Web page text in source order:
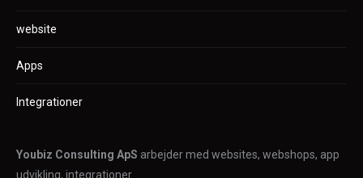
website
Apps
Integrationer
Youbiz Consulting ApS arbejder med websites, webshops, app
udvikling, integrationer.